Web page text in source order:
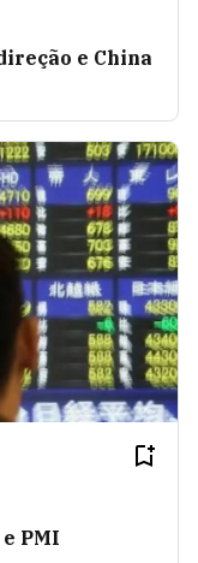
e China
PMI